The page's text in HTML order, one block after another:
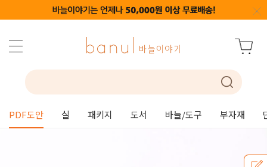
PDF도안 실 패키지 도서 바늘/도구 부자재